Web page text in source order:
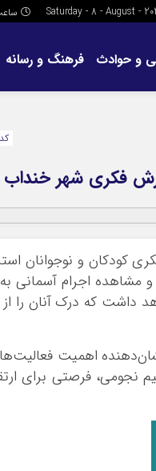
و حوادث فرهنگ و رسانه
فکری شهر خنداب
کودکان و نوجوانان
مشاهده اجرام آسمانی
داشت که درک آنان را
اهمیت
نجومی، فرصتی برای